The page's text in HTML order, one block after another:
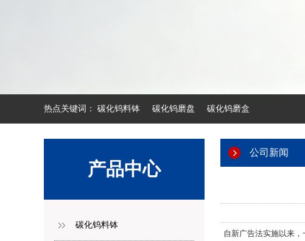
热点关键词： 碳化钨料钵 碳化钨磨盘 碳化钨磨盒
产品中心
碳化钨料钵
公司新闻
自新广告法实施以来